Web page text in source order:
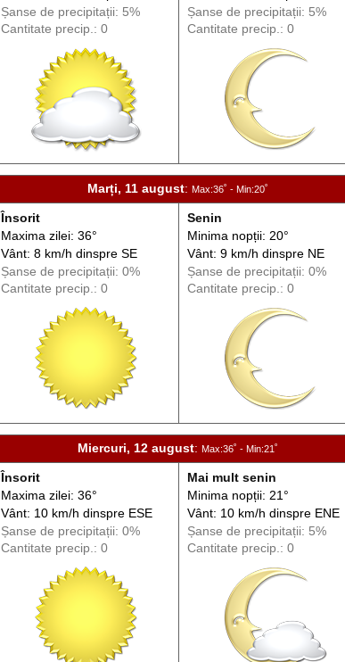
Șanse de precipitații: 5%
Cantitate precip.: 0
Șanse de precipitații: 5%
Cantitate precip.: 0
Marți, 11 august: Max:36˚ - Min:20˚
Însorit
Maxima zilei: 36°
Vânt: 8 km/h dinspreSE
Șanse de precipitații: 0%
Cantitate precip.: 0
Senin
Minima nopții: 20°
Vânt: 9 km/h dinspreNE
Șanse de precipitații: 0%
Cantitate precip.: 0
Miercuri, 12 august: Max:36˚ - Min:21˚
Însorit
Maxima zilei: 36°
Vânt: 10 km/h dinspreESE
Șanse de precipitații: 0%
Cantitate precip.: 0
Mai mult senin
Minima nopții: 21°
Vânt: 10 km/h dinspreENE
Șanse de precipitații: 5%
Cantitate precip.: 0